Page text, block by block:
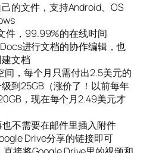
的文件，支持Android、OS
件，99.99%的在线时间
进行文档的协作编辑，也
文档
间，每个月只需付出2.5美元的
到25GB（涨价了！以前每年
，现在每个月2.49美元才
不需要在邮件里插入附件
Drive分享的链接即可